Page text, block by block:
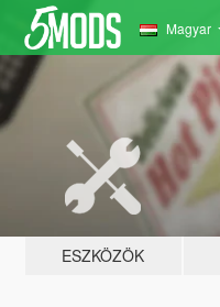
Magyar
ESZKÖZÖK